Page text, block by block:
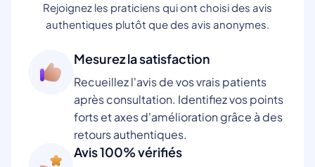
Rejoignez les praticiens qui ont choisi des avis
authentiques plutôt que des avis anonymes.
Mesurez la satisfaction
Recueillez l'avis de vos vrais patients
après consultation. Identifiez vos points
forts et axes d'amélioration grâce à des
retours authentiques.
Avis 100% vérifiés